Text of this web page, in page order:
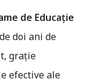
de Educație
doi ani de
grație
efective ale